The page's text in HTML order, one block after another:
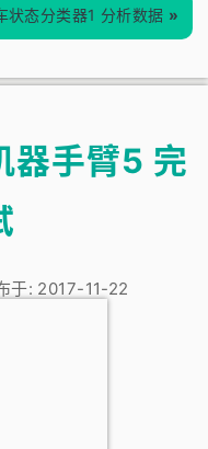
状态分类器1 分析数据 »
器手臂5 完
于: 2017-11-22